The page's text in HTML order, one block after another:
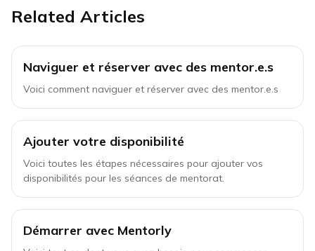
Related Articles
Naviguer et réserver avec des mentor.e.s
Voici comment naviguer et réserver avec des mentor.e.s
Ajouter votre disponibilité
Voici toutes les étapes nécessaires pour ajouter vos
disponibilités pour les séances de mentorat.
Démarrer avec Mentorly